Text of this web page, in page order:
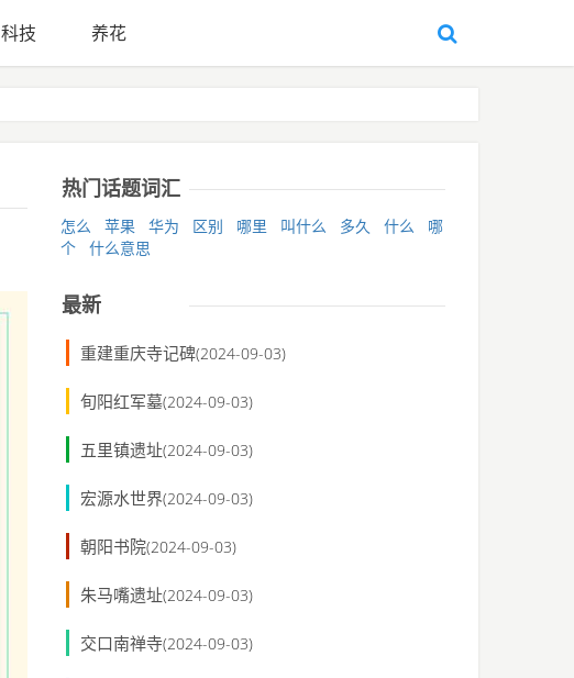
科技 养花
热门话题词汇
怎么 苹果 华为 区别 哪里 叫什么 多久 什么
哪
个
什么意思
最新
重建重庆寺记碑(2024-09-03)
旬阳红军墓(2024-09-03)
五里镇遗址(2024-09-03)
宏源水世界(2024-09-03)
朝阳书院(2024-09-03)
朱马嘴遗址(2024-09-03)
交口南禅寺(2024-09-03)